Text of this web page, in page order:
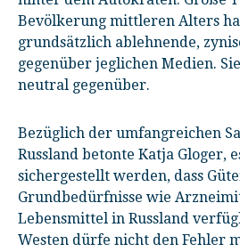
Bevölkerung mittleren Alters
grundsätzlich ablehnende,
gegenüber jeglichen Medien.
neutral gegenüber.
Bezüglich der umfangreichen
Russland betonte Katja Gloger,
sichergestellt werden, dass
Grundbedürfnisse wie
Lebensmittel in Russland
Westen dürfe nicht den Fehler